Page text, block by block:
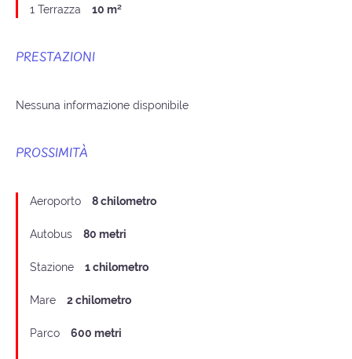
1 Terrazza 10 m²
PRESTAZIONI
Nessuna informazione disponibile
PROSSIMITÀ
Aeroporto 8 chilometro
Autobus 80 metri
Stazione 1 chilometro
Mare 2 chilometro
Parco 600 metri